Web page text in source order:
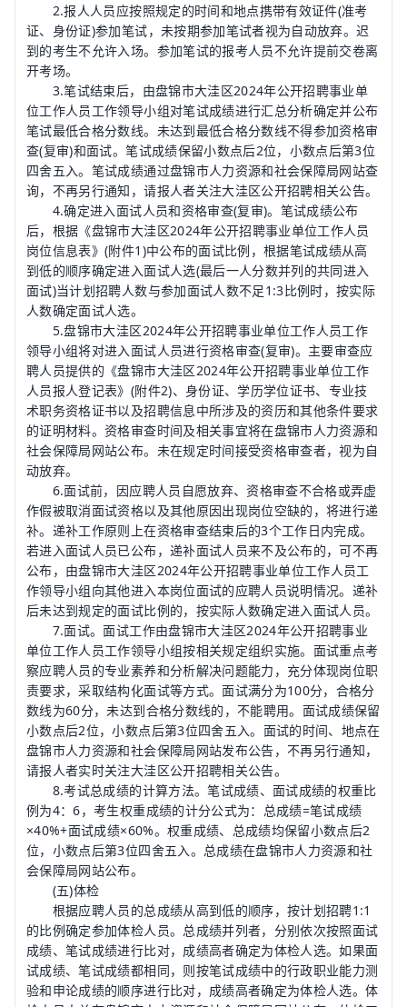
2.报人人员应按照规定的时间和地点携带有效证件(准考
证、身份证)参加笔试，未按期参加笔试者视为自动放弃。迟
到的考生不允许入场。参加笔试的报考人员不允许提前交卷离
开考场。
3.笔试结束后，由盘锦市大洼区2024年公开招聘事业单
位工作人员工作领导小组对笔试成绩进行汇总分析确定并公布
笔试最低合格分数线。未达到最低合格分数线不得参加资格审
查(复审)和面试。笔试成绩保留小数点后2位，小数点后第3位
四舍五入。笔试成绩通过盘锦市人力资源和社会保障局网站查
询，不再另行通知，请报人者关注大洼区公开招聘相关公告。
4.确定进入面试人员和资格审查(复审)。笔试成绩公布
后，根据《盘锦市大洼区2024年公开招聘事业单位工作人员
岗位信息表》(附件1)中公布的面试比例，根据笔试成绩从高
到低的顺序确定进入面试人选(最后一人分数并列的共同进入
面试)当计划招聘人数与参加面试人数不足1:3比例时，按实际
人数确定面试人选。
5.盘锦市大洼区2024年公开招聘事业单位工作人员工作
领导小组将对进入面试人员进行资格审查(复审)。主要审查应
聘人员提供的《盘锦市大洼区2024年公开招聘事业单位工作
人员报人登记表》(附件2)、身份证、学历学位证书、专业技
术职务资格证书以及招聘信息中所涉及的资历和其他条件要求
的证明材料。资格审查时间及相关事宜将在盘锦市人力资源和
社会保障局网站公布。未在规定时间接受资格审查者，视为自
动放弃。
6.面试前，因应聘人员自愿放弃、资格审查不合格或弄虚
作假被取消面试资格以及其他原因出现岗位空缺的，将进行递
补。递补工作原则上在资格审查结束后的3个工作日内完成。
若进入面试人员已公布，递补面试人员来不及公布的，可不再
公布，由盘锦市大洼区2024年公开招聘事业单位工作人员工
作领导小组向其他进入本岗位面试的应聘人员说明情况。递补
后未达到规定的面试比例的，按实际人数确定进入面试人员。
7.面试。面试工作由盘锦市大洼区2024年公开招聘事业
单位工作人员工作领导小组按相关规定组织实施。面试重点考
察应聘人员的专业素养和分析解决问题能力，充分体现岗位职
责要求，采取结构化面试等方式。面试满分为100分，合格分
数线为60分，未达到合格分数线的，不能聘用。面试成绩保留
小数点后2位，小数点后第3位四舍五入。面试的时间、地点在
盘锦市人力资源和社会保障局网站发布公告，不再另行通知，
请报人者实时关注大洼区公开招聘相关公告。
8.考试总成绩的计算方法。笔试成绩、面试成绩的权重比
例为4：6，考生权重成绩的计分公式为：总成绩=笔试成绩
×40%+面试成绩×60%。权重成绩、总成绩均保留小数点后2
位，小数点后第3位四舍五入。总成绩在盘锦市人力资源和社
会保障局网站公布。
(五)体检
根据应聘人员的总成绩从高到低的顺序，按计划招聘1:1
的比例确定参加体检人员。总成绩并列者，分别依次按照面试
成绩、笔试成绩进行比对，成绩高者确定为体检人选。如果面
试成绩、笔试成绩都相同，则按笔试成绩中的行政职业能力测
验和申论成绩的顺序进行比对，成绩高者确定为体检人选。体